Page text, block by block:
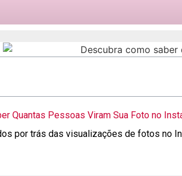
Quantas ⁣Pessoas Viram Sua Foto no
por trás das‌ visualizações ‌de⁤ fotos‍ no